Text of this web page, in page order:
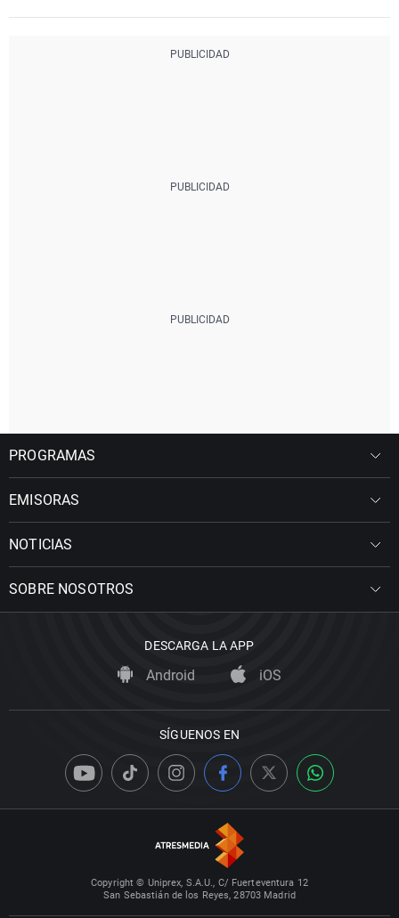
PROGRAMAS
EMISORAS
NOTICIAS
SOBRE NOSOTROS
DESCARGA LA APP
Android iOS
SÍGUENOS EN
Copyright © Uniprex, S.A.U., C/ Fuerteventura 12
San Sebastián de los Reyes, 28703 Madrid